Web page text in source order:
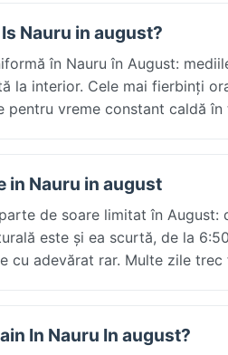
Nauru in august?
în Nauru în August:
la interior. Cele mai fierbinți
pentru vreme constant caldă în
in Nauru in august
de soare limitat în
este și ea scurtă, de la
cu adevărat rar. Multe zile
In Nauru In august?